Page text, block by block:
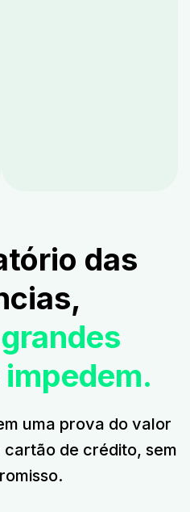
das
uma prova do valor
cartão de crédito, sem